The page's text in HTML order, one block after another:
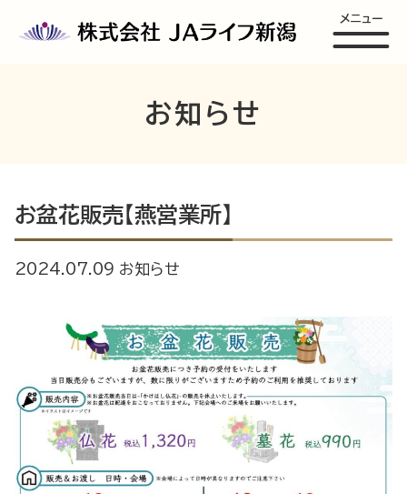
メニュー
お知らせ
お盆花販売【燕営業所】
2024.07.09 お知らせ